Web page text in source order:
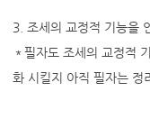
3. 조세의 교정적 기능을
＊필자도 조세의 교정적
화 시킬지 아직 필자는 정